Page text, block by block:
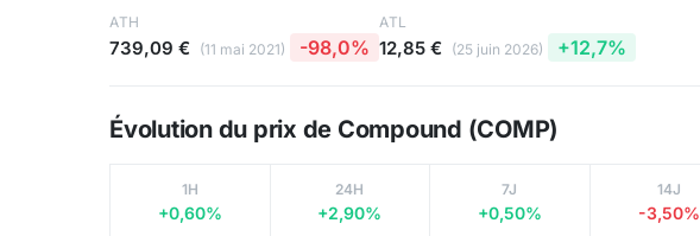
ATH
739,09 € (11 mai 2021) -98,0%
ATL
12,85 € (25 juin 2026) +12,7%
Évolution du prix de Compound (COMP)
1H
+0,60%
24H
+2,90%
7J
+0,50%
14J
-3,50%